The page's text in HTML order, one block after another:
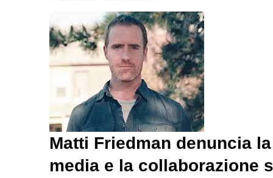
Matti Friedman denuncia
media e la collaborazione